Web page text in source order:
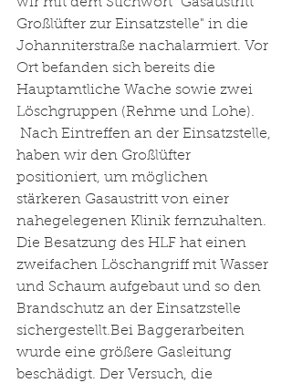
Großlüfter zur Einsatzstelle" in die
Johanniterstraße nachalarmiert. Vor
Ort befanden sich bereits die
Hauptamtliche Wache sowie zwei
Löschgruppen (Rehme und Lohe).
haben wir den Großlüfter
positioniert, um möglichen
stärkeren Gasaustritt von einer
nahegelegenen Klinik fernzuhalten.
Die Besatzung des HLF hat einen
zweifachen Löschangriff mit Wasser
und Schaum aufgebaut und so den
Brandschutz an der Einsatzstelle
sichergestellt.Bei Baggerarbeiten
wurde eine größere Gasleitung
beschädigt. Der Versuch, die